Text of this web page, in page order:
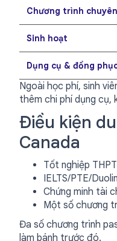
Chương trình
Sinh hoạt
Dụng cụ & đồng
Ngoài học phí, sinh
thêm chi phí dụng cụ,
Điều kiện
Canada
Tốt nghiệp
IELTS/PTE/
Chứng minh tài
Một số chương
Đa số chương trình
làm bánh trước đó.